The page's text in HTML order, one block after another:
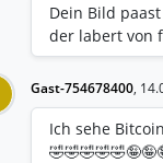
Dein Bild
der labert von
Gast-754678400,
Ich sehe